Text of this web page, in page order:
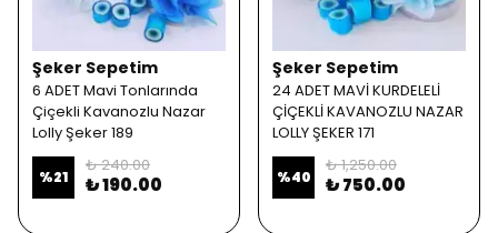
Şeker Sepetim
6 ADET Mavi Tonlarında
Çiçekli Kavanozlu Nazar
Lolly Şeker 189
%21
₺ 240.00
₺ 190.00
Şeker Sepetim
24 ADET MAVİ KURDELELİ
ÇİÇEKLİ KAVANOZLU NAZAR
LOLLY ŞEKER 171
%40
₺ 1,250.00
₺ 750.00